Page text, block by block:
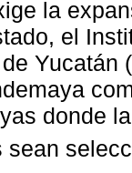
la
el
Yucatán
donde
sean